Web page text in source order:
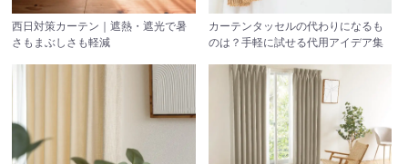
西日対策カーテン｜遮熱・遮光で暑
さもまぶしさも軽減
カーテンタッセルの代わりになるも
のは？手軽に試せる代用アイデア集